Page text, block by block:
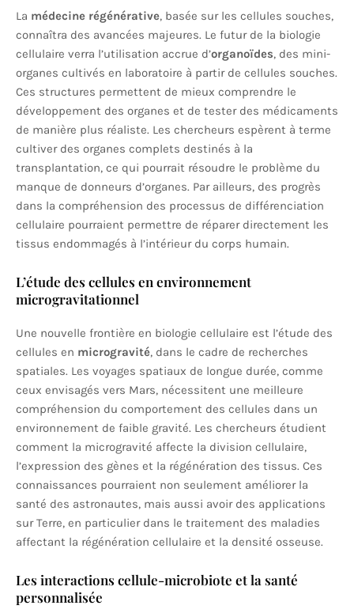
La médecine régénérative, basée sur les cellules souches,
connaîtra des avancées majeures. Le futur de la biologie
cellulaire verra l’utilisation accrue d’organoïdes, des mini-
organes cultivés en laboratoire à partir de cellules souches.
Ces structures permettent de mieux comprendre le
développement des organes et de tester des médicaments
de manière plus réaliste. Les chercheurs espèrent à terme
cultiver des organes complets destinés à la
transplantation, ce qui pourrait résoudre le problème du
manque de donneurs d’organes. Par ailleurs, des progrès
dans la compréhension des processus de différenciation
cellulaire pourraient permettre de réparer directement les
tissus endommagés à l’intérieur du corps humain.
L’étude des cellules en environnement
microgravitationnel
Une nouvelle frontière en biologie cellulaire est l’étude des
cellules en microgravité, dans le cadre de recherches
spatiales. Les voyages spatiaux de longue durée, comme
ceux envisagés vers Mars, nécessitent une meilleure
compréhension du comportement des cellules dans un
environnement de faible gravité. Les chercheurs étudient
comment la microgravité affecte la division cellulaire,
l’expression des gènes et la régénération des tissus. Ces
connaissances pourraient non seulement améliorer la
santé des astronautes, mais aussi avoir des applications
sur Terre, en particulier dans le traitement des maladies
affectant la régénération cellulaire et la densité osseuse.
Les interactions cellule-microbiote et la santé
personnalisée